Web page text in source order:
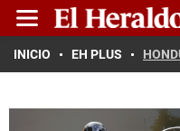
INICIO EH PLUS